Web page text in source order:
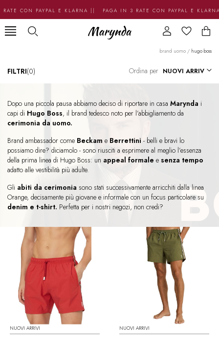
CON PAYPAL E KLARNA || PAGA IN 3 RATE CON PAYPAL E
brand uomo / hugo boss
FILTRI(0) Ordina per
Dopo una piccola pausa abbiamo deciso di riportare in casa Marynda i
capi di Hugo Boss, il brand tedesco noto per l’abbigliamento da
cerimonia da uomo.
Brand ambassador come Beckam e Berrettini - belli e bravi lo
possiamo dire? diciamolo - sono riusciti a esprimere al meglio l’essenza
della prima linea di Hugo Boss: un appeal formale e senza tempo
adatto alle vestibilità più adulte.
Gli abiti da cerimonia sono stati successivamente arricchiti dalla linea
Orange, decisamente più giovane e informale con un focus particolare su
denim e t-shirt. Perfetta per i nostri negozi, non credi?
NUOVI ARRIVI NUOVI ARRIVI